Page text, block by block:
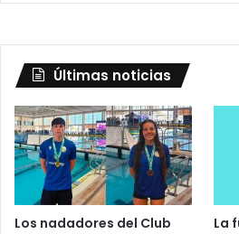
Últimas noticias
Los nadadores del Club
La